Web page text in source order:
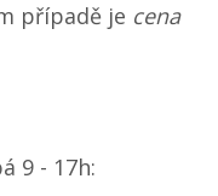
případě je cena
9 - 17h: